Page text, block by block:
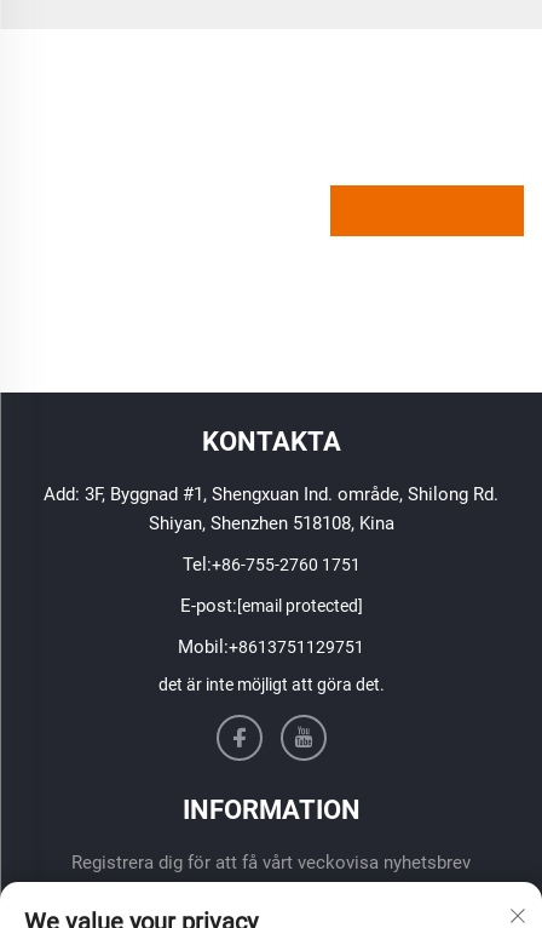
KONTAKTA
Add: 3F, Byggnad #1, Shengxuan Ind. område, Shilong Rd.
Shiyan, Shenzhen 518108, Kina
Tel:+86-755-2760 1751
E-post:[email protected]
Mobil:+8613751129751
det är inte möjligt att göra det.
INFORMATION
Registrera dig för att få vårt veckovisa nyhetsbrev
We value your privacy